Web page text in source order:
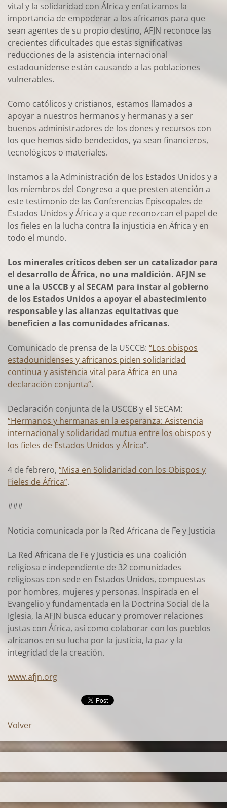
vital y la solidaridad con África y enfatizamos la
importancia de empoderar a los africanos para que
sean agentes de su propio destino, AFJN reconoce las
crecientes dificultades que estas significativas
reducciones de la asistencia internacional
estadounidense están causando a las poblaciones
vulnerables.
Como católicos y cristianos, estamos llamados a
apoyar a nuestros hermanos y hermanas y a ser
buenos administradores de los dones y recursos con
los que hemos sido bendecidos, ya sean financieros,
tecnológicos o materiales.
Instamos a la Administración de los Estados Unidos y a
los miembros del Congreso a que presten atención a
este testimonio de las Conferencias Episcopales de
Estados Unidos y África y a que reconozcan el papel de
los fieles en la lucha contra la injusticia en África y en
todo el mundo.
Los minerales críticos deben ser un catalizador para
el desarrollo de África, no una maldición. AFJN se
une a la USCCB y al SECAM para instar al gobierno
de los Estados Unidos a apoyar el abastecimiento
responsable y las alianzas equitativas que
beneficien a las comunidades africanas.
Comunicado de prensa de la USCCB: “Los obispos
estadounidenses y africanos piden solidaridad
continua y asistencia vital para África en una
declaración conjunta”.
Declaración conjunta de la USCCB y el SECAM:
“Hermanos y hermanas en la esperanza: Asistencia
internacional y solidaridad mutua entre los obispos y
los fieles de Estados Unidos y África”.
4 de febrero, “Misa en Solidaridad con los Obispos y
Fieles de África”.
###
Noticia comunicada por la Red Africana de Fe y Justicia
La Red Africana de Fe y Justicia es una coalición
religiosa e independiente de 32 comunidades
religiosas con sede en Estados Unidos, compuestas
por hombres, mujeres y personas. Inspirada en el
Evangelio y fundamentada en la Doctrina Social de la
Iglesia, la AFJN busca educar y promover relaciones
justas con África, así como colaborar con los pueblos
africanos en su lucha por la justicia, la paz y la
integridad de la creación.
www.afjn.org
Volver